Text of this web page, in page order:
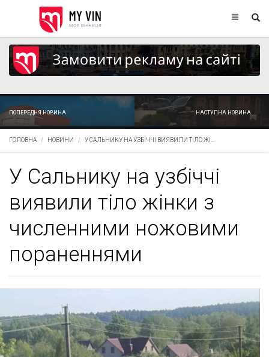
ПОПЕРЕДНЯ НОВИНА НАСТУПНА НОВИНА
ГОЛОВНА НОВИНИ У САЛЬНИКУ НА УЗБІЧЧІ ВИЯВИЛИ ТІЛО ЖІ...
У Сальнику на узбіччі
виявили тіло жінки з
численними ножовими
пораненнями